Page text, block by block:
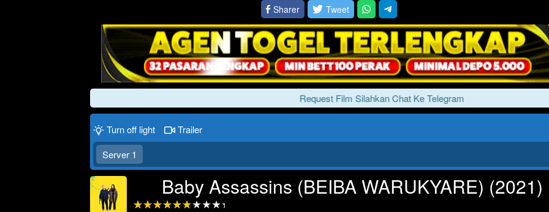
Sharer
Tweet
Request Film Silahkan Chat Ke Telegram
Turn off light
Trailer
Server 1
Baby Assassins (BEIBA WARUKYARE) (2021)